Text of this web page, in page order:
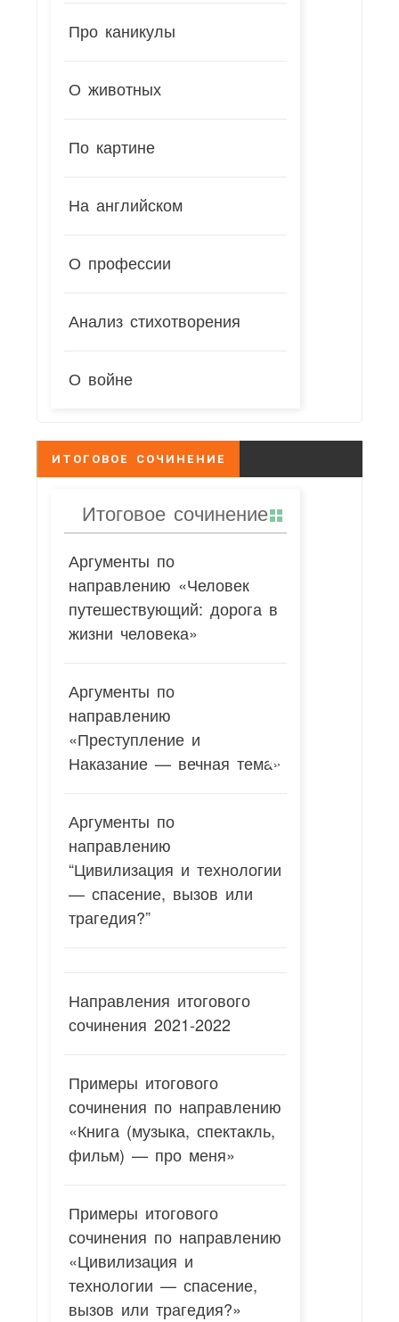
Про каникулы
О животных
По картине
На английском
О профессии
Анализ стихотворения
О войне
ИТОГОВОЕ СОЧИНЕНИЕ
Итоговое сочинение
Аргументы по
направлению «Человек
путешествующий: дорога в
жизни человека»
Аргументы по
направлению
«Преступление и
Наказание — вечная тема»
Аргументы по
направлению
“Цивилизация и технологии
— спасение, вызов или
трагедия?”
Направления итогового
сочинения 2021-2022
Примеры итогового
сочинения по направлению
«Книга (музыка, спектакль,
фильм) — про меня»
Примеры итогового
сочинения по направлению
«Цивилизация и
технологии — спасение,
вызов или трагедия?»